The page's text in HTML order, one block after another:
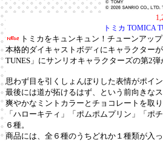
トミカ TOMICA
トミカをキュンキュン！チューンアップ
本格的ダイキャストボディにキャラクター
TUNES」にサンリオキャラクターズの第2弾
思わず目を引くしょんぼりした表情がポイ
最後には道が拓けるはず、という前向きな
爽やかなミントカラーとチョコレートを取
「ハローキティ」「ポムポムプリン」「ポ
６種。
商品には、全６種のうちどれか１種類が入